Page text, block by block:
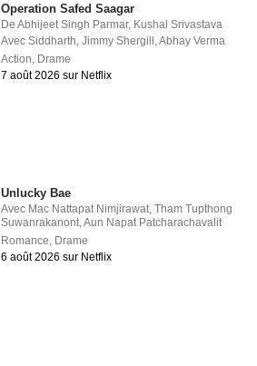
Operation Safed Saagar
DeAbhijeet Singh Parmar, Kushal Srivastava
AvecSiddharth ,Jimmy Shergill ,Abhay Verma
Action Drame
7 août 2026 sur Netflix
Unlucky Bae
Avec Mac Nattapat Nimjirawat,Tham Tupthong
Suwanrakanont,Aun Napat Patcharachavalit
Romance, Drame
6 août 2026 sur Netflix